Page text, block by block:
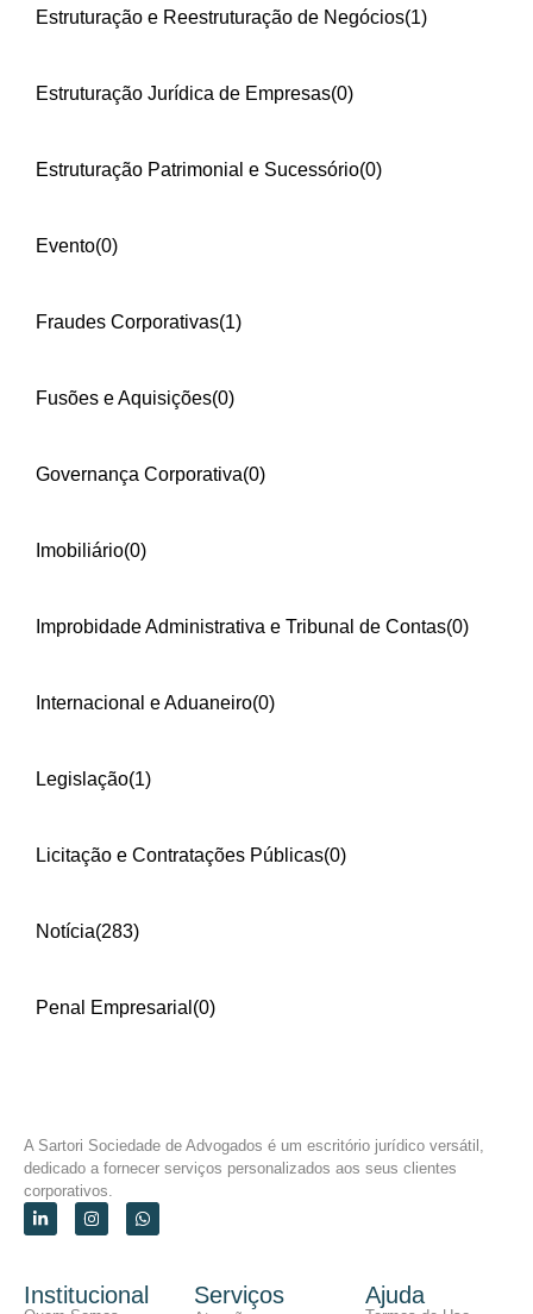
Estruturação e Reestruturação de Negócios(1)
Estruturação Jurídica de Empresas(0)
Estruturação Patrimonial e Sucessório(0)
Evento(0)
Fraudes Corporativas(1)
Fusões e Aquisições(0)
Governança Corporativa(0)
Imobiliário(0)
Improbidade Administrativa e Tribunal de Contas(0)
Internacional e Aduaneiro(0)
Legislação(1)
Licitação e Contratações Públicas(0)
Notícia(283)
Penal Empresarial (0)
A Sartori Sociedade de Advogados é um escritório jurídico versátil,
dedicado a fornecer serviços personalizados aos seus clientes
corporativos.
Institucional Serviços Ajuda